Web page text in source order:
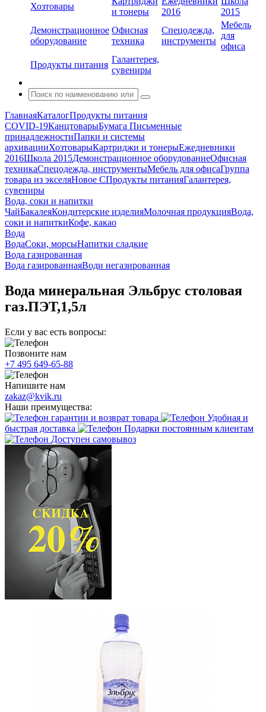
Хозтовары
и тонеры
2016
2015
Демонстрационное
оборудование
Офисная
техника
Спецодежда,
инструменты
Мебель
для
офиса
Продукты питания
Галантерея,
сувениры
ГлавнаяКаталогПродукты питания
COVID-19КанцтоварыБумага Письменные
принадлежностиПапки и системы
архивацииХозтоварыКартриджи и тонерыЕжедневники
2016Школа 2015Демонстрационное оборудованиеОфисная
техникаСпецодежда, инструментыМебель для офисаГруппа
товара из экселяНовое СПродукты питанияГалантерея,
сувениры
Вода, соки и напитки
ЧайБакалеяКондитерские изделияМолочная продукцияВода,
соки и напиткиКофе, какао
Вода
ВодаСоки, морсыНапитки сладкие
Вода газированная
Вода газированнаяВоди негазированная
Вода минеральная Эльбрус столовая
газ.ПЭТ,1,5л
Если у вас есть вопросы:
Позвоните нам
+7 495 649-65-88
Напишите нам
zakaz@kvik.ru
Наши преимущества:
гарантии и возврат товара
Удобная и
быстрая доставка
Подарки постоянным клиентам
Доступен самовывоз